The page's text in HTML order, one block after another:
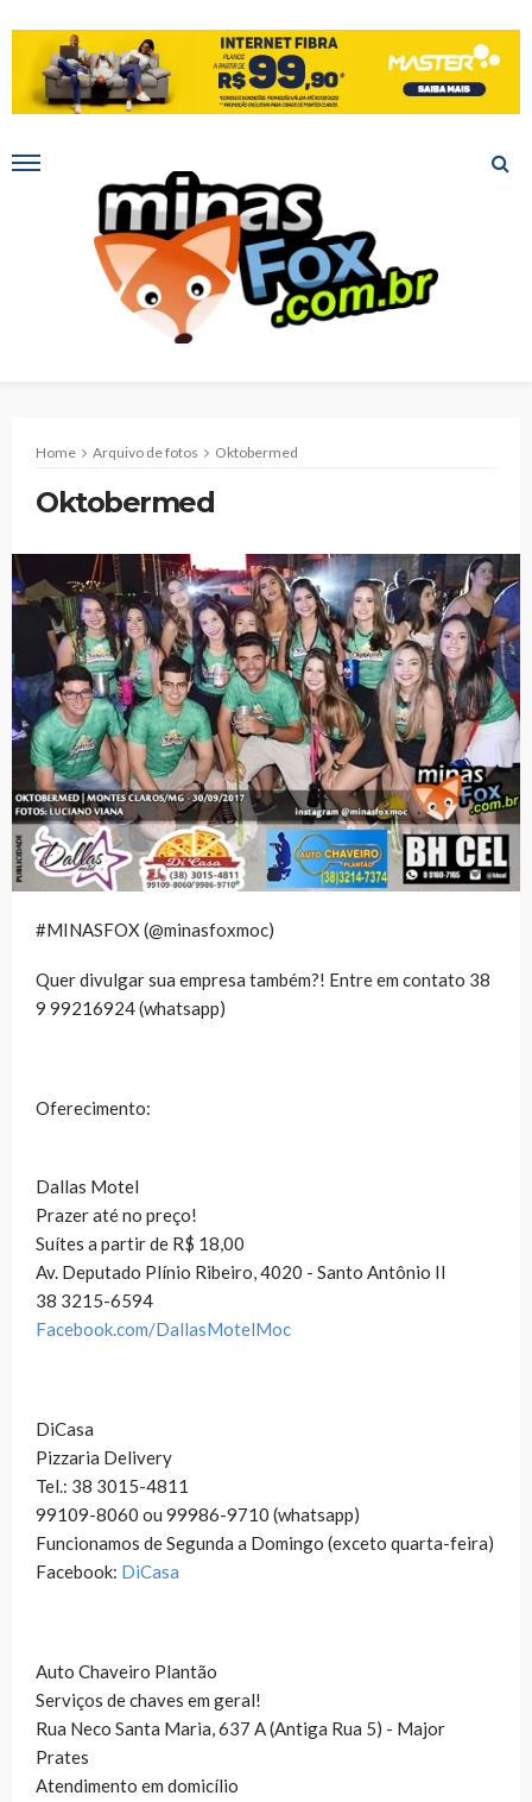
Home Arquivo de fotos Oktobermed
Oktobermed
#MINASFOX (@minasfoxmoc)
Quer divulgar sua empresa também?! Entre em contato 38
9 99216924 (whatsapp)
Oferecimento:
Dallas Motel
Prazer até no preço!
Suítes a partir de R$ 18,00
Av. Deputado Plínio Ribeiro, 4020 - Santo Antônio II
38 3215-6594
Facebook.com/DallasMotelMoc
DiCasa
Pizzaria Delivery
Tel.: 38 3015-4811
99109-8060 ou 99986-9710 (whatsapp)
Funcionamos de Segunda a Domingo (exceto quarta-feira)
Facebook: DiCasa
Auto Chaveiro Plantão
Serviços de chaves em geral!
Rua Neco Santa Maria, 637 A (Antiga Rua 5) - Major
Prates
Atendimento em domicílio